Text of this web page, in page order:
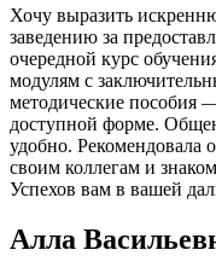
Хочу выразить
заведению за
очередной курс
модулям с
методические пособия
доступной форме.
удобно. Рекомендовала
своим коллегам и
Успехов вам в вашей
Алла